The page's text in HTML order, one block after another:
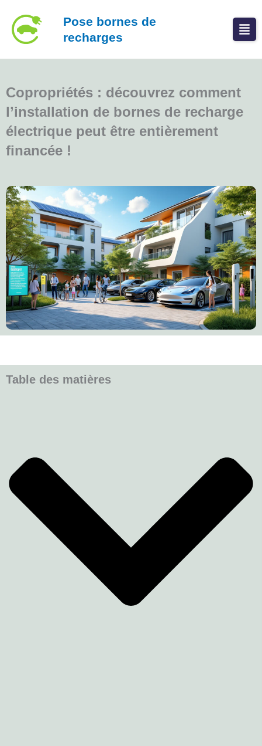
contenu
Pose bornes de
recharges
Copropriétés : découvrez comment
l’installation de bornes de recharge
électrique peut être entièrement
financée !
Table des matières